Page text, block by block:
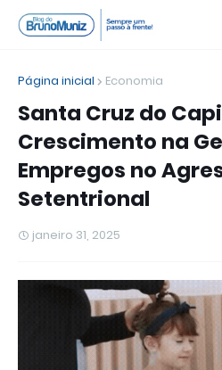
Página inicial Economia
Santa Cruz do
Crescimento na
Empregos no
Setentrional
janeiro 31, 2025